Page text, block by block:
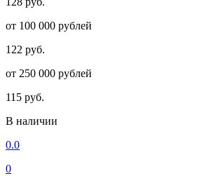
от 100 000 рублей
122 руб.
от 250 000 рублей
115 руб.
В наличии
0.0
0